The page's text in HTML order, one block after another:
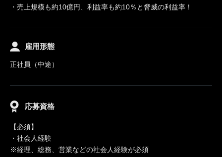
・売上規模も約10億円、利益率も約10％と脅威の利益率！
雇用形態
正社員（中途）
応募資格
【必須】
・社会人経験
※経理、総務、営業などの社会人経験が必須